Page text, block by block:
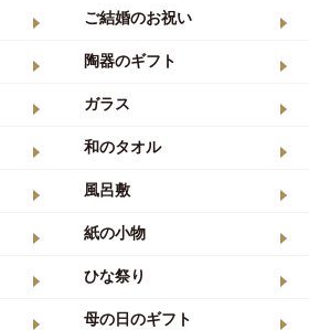
ご結婚のお祝い
陶器のギフト
ガラス
和のタオル
風呂敷
紙の小物
ひな祭り
母の日のギフト